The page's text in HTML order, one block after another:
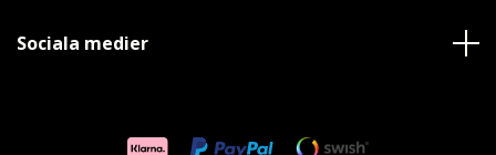
Sociala medier